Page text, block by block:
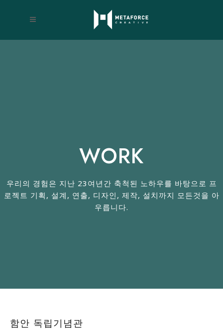
WORK
우리의 경험은 지난 23여년간 축척된 노하우를 바탕으로 프
로젝트 기획, 설계, 연출, 디자인, 제작, 설치까지 모든것을 아
우릅니다​.
함안 독립기념관